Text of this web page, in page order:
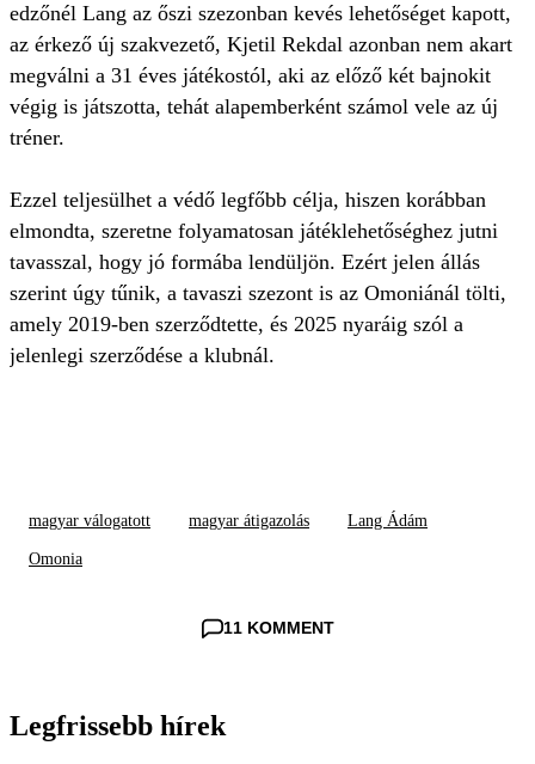
edzőnél Lang az őszi szezonban kevés lehetőséget kapott,
az érkező új szakvezető, Kjetil Rekdal azonban nem akart
megválni a 31 éves játékostól, aki az előző két bajnokit
végig is játszotta, tehát alapemberként számol vele az új
tréner.
Ezzel teljesülhet a védő legfőbb célja, hiszen korábban
elmondta, szeretne folyamatosan játéklehetőséghez jutni
tavasszal, hogy jó formába lendüljön. Ezért jelen állás
szerint úgy tűnik, a tavaszi szezont is az Omoniánál tölti,
amely 2019-ben szerződtette, és 2025 nyaráig szól a
jelenlegi szerződése a klubnál.
magyar válogatott magyar átigazolás Lang Ádám
Omonia
11 KOMMENT
Legfrissebb hírek